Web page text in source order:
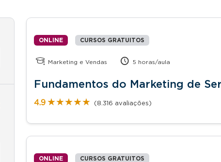
ONLINE CURSOS GRATUITOS
Marketing e Vendas 5 horas/aula
Fundamentos do Marketing de
4.9 ★★★★★
★★★★★ (8.316 avaliações)
ONLINE CURSOS GRATUITOS